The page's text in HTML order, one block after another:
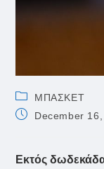
Post
category:
ΜΠΑΣΚΕΤ
PostDecember
Εκτός